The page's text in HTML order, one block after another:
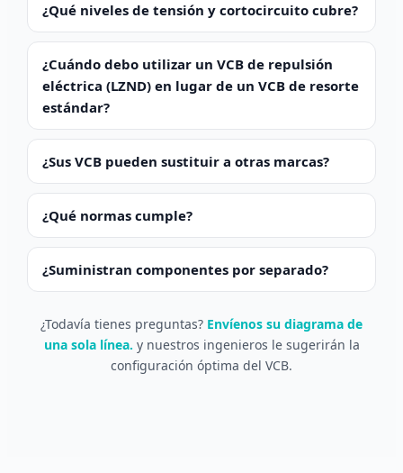
¿Qué niveles de tensión y cortocircuito cubre?
¿Cuándo debo utilizar un VCB de repulsión
eléctrica (LZND) en lugar de un VCB de resorte
estándar?
¿Sus VCB pueden sustituir a otras marcas?
¿Qué normas cumple?
¿Suministran componentes por separado?
¿Todavía tienes preguntas? Envíenos su diagrama de
una sola línea. y nuestros ingenieros le sugerirán la
configuración óptima del VCB.
Italiano
Deutsch
العربية
Português do Brasil